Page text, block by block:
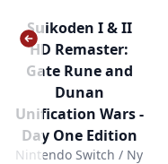
Suikoden I & II
HD Remaster:
Gate Rune and
Dunan
Unification Wars -
Day One Edition
Nintendo Switch / Ny